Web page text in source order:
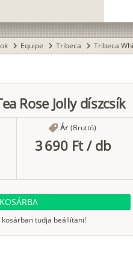
chevron_right Equipe chevron_right Tribeca chevron_right Tribeca
Rose Jolly díszcsík
Ár (Bruttó)
3 690 Ft/ db
KOSÁRBA
tudja beállítani!